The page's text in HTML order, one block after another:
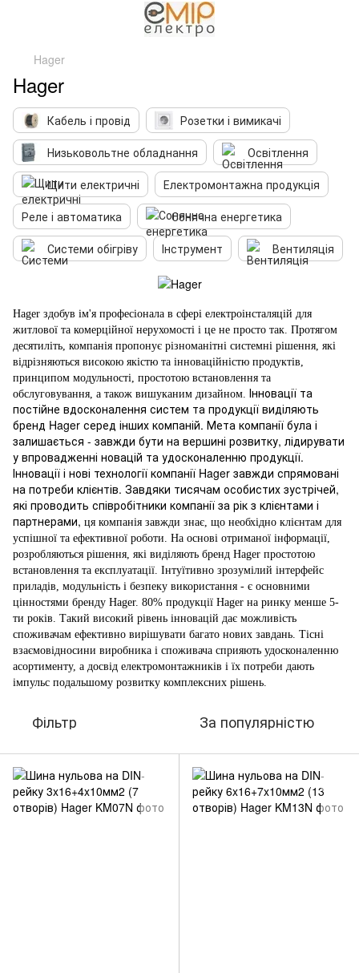
Hager
Hager
Кабель і провід
Розетки і вимикачі
Низьковольтне обладнання
Освітлення
Щити електричні
Електромонтажна продукція
Реле і автоматика
Сонячна енергетика
Системи обігріву
Інструмент Вентиляція
Hager здобув ім'я професіонала в сфері електроінсталяцій для
житлової та комерційної нерухомості і це не просто так. Протягом
десятиліть, компанія пропонує різноманітні системні рішення, які
відрізняються високою якістю та інноваційністю продуктів,
принципом модульності, простотою встановлення та
обслуговування, а також вишуканим дизайном. Інновації та
постійне вдосконалення систем та продукції виділяють
бренд Hager серед інших компаній. Мета компанії була і
залишається - завжди бути на вершині розвитку, лідирувати
у впровадженні новацій та удосконаленню продукції.
Інновації і нові технології компанії Hager завжди спрямовані
на потреби клієнтів. Завдяки тисячам особистих зустрічей,
які проводить співробітники компанії за рік з клієнтами і
партнерами, ця компанія завжди знає, що необхідно клієнтам для
успішної та ефективної роботи. На основі отриманої інформації,
розробляються рішення, які виділяють бренд Hager простотою
встановлення та експлуатації. Інтуїтивно зрозумілий інтерфейс
приладів, модульність і безпеку використання - є основними
цінностями бренду Hager. 80% продукції Hager на ринку менше 5-
ти років. Такий високий рівень інновацій дає можливість
споживачам ефективно вирішувати багато нових завдань. Тісні
взаємовідносини виробника і споживача сприяють удосконаленню
асортименту, а досвід електромонтажників і їх потреби дають
імпульс подальшому розвитку комплексних рішень.
Фільтр За популярністю